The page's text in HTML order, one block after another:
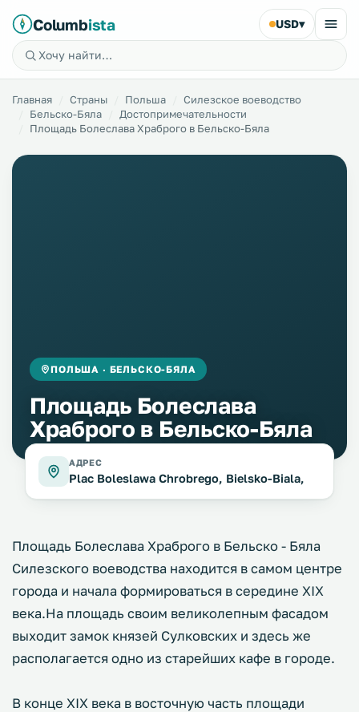
Columbista USD▾
Главная Страны Польша
Силезское воеводство
Бельско-Бяла
Достопримечательности
Площадь Болеслава Храброго в Бельско-Бяла
ПОЛЬША · БЕЛЬСКО-БЯЛА
Площадь Болеслава
Храброго в Бельско-Бяла
АДРЕС
Plac Boleslawa Chrobrego, Bielsko-Biala,
Площадь Болеслава Храброго в Бельско - Бяла
Силезского воеводства находится в самом центре
города и начала формироваться в середине XIX
века.На площадь своим великолепным фасадом
выходит замок князей Сулковских и здесь же
располагается одно из старейших кафе в городе.
В конце XIX века в восточную часть площади